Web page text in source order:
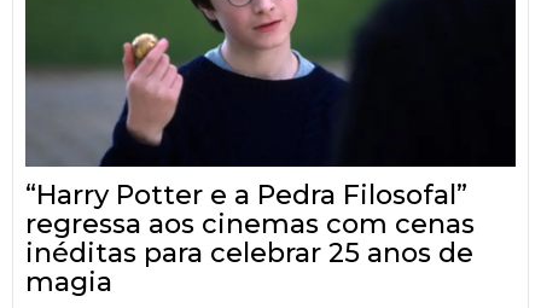
“Harry Potter e a Pedra Filosofal”
regressa aos cinemas com cenas
inéditas para celebrar 25 anos de
magia